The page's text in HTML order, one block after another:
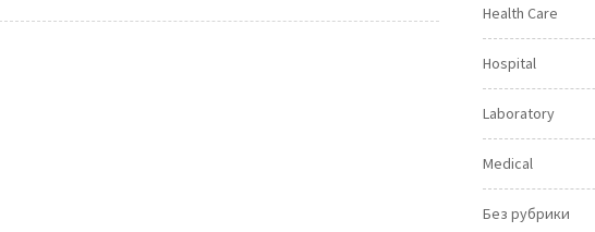
Health Care
Hospital
Laboratory
Medical
Без рубрики